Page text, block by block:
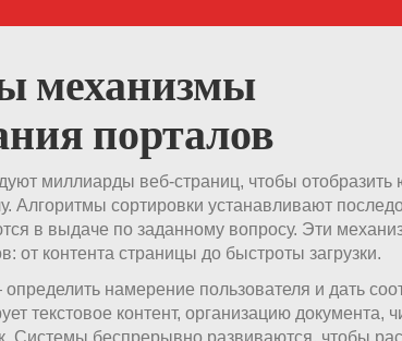
механизмы
порталов
миллиарды веб-страниц, чтобы отобразить
Алгоритмы сортировки устанавливают
в выдаче по заданному вопросу. Эти
от контента страницы до быстроты загрузки.
намерение пользователя и дать
текстовое контент, организацию документа,
Системы беспрерывно развиваются, чтобы